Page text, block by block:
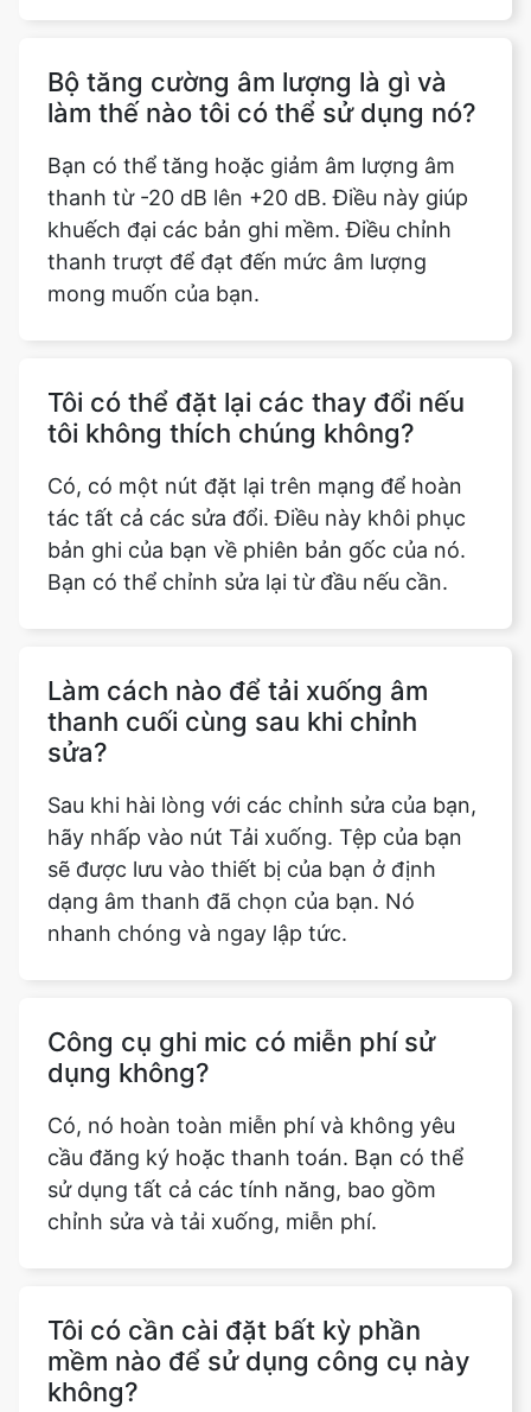
Bộ tăng cường âm lượng là gì và
làm thế nào tôi có thể sử dụng nó?
Bạn có thể tăng hoặc giảm âm lượng âm
thanh từ -20 dB lên +20 dB. Điều này giúp
khuếch đại các bản ghi mềm. Điều chỉnh
thanh trượt để đạt đến mức âm lượng
mong muốn của bạn.
Tôi có thể đặt lại các thay đổi nếu
tôi không thích chúng không?
Có, có một nút đặt lại trên mạng để hoàn
tác tất cả các sửa đổi. Điều này khôi phục
bản ghi của bạn về phiên bản gốc của nó.
Bạn có thể chỉnh sửa lại từ đầu nếu cần.
Làm cách nào để tải xuống âm
thanh cuối cùng sau khi chỉnh
sửa?
Sau khi hài lòng với các chỉnh sửa của bạn,
hãy nhấp vào nút Tải xuống. Tệp của bạn
sẽ được lưu vào thiết bị của bạn ở định
dạng âm thanh đã chọn của bạn. Nó
nhanh chóng và ngay lập tức.
Công cụ ghi mic có miễn phí sử
dụng không?
Có, nó hoàn toàn miễn phí và không yêu
cầu đăng ký hoặc thanh toán. Bạn có thể
sử dụng tất cả các tính năng, bao gồm
chỉnh sửa và tải xuống, miễn phí.
Tôi có cần cài đặt bất kỳ phần
mềm nào để sử dụng công cụ này
không?